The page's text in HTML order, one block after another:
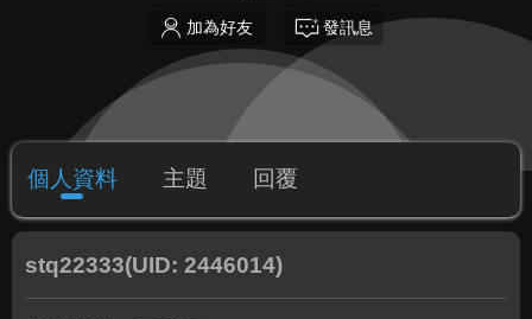
加為好友 發訊息
個人資料 主題 回覆
stq22333(UID: 2446014)